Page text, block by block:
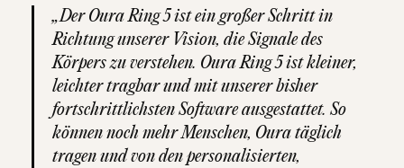
„Der Oura Ring 5 ist ein großer Schritt in
Richtung unserer Vision, die Signale des
Körpers zu verstehen. Oura Ring 5 ist kleiner,
leichter tragbar und mit unserer bisher
fortschrittlichsten Software ausgestattet. So
können noch mehr Menschen, Oura täglich
tragen und von den personalisierten,